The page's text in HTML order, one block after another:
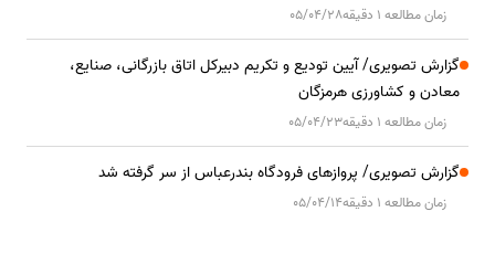
زمان مطالعه 1 دقیقه 05/04/28
گزارش تصویری/ آیین تودیع و تکریم دبیرکل اتاق بازرگانی، صنایع،
معادن و کشاورزی هرمزگان
زمان مطالعه 1 دقیقه 05/04/23
گزارش تصویری/ پروازهای فرودگاه بندرعباس از سر گرفته شد
زمان مطالعه 1 دقیقه 05/04/14